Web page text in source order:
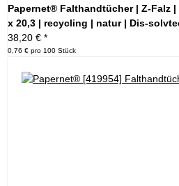
Papernet® Falthandtücher | Z-Falz
x 20,3 | recycling | natur | Dis-
38,20 € *
0,76 € pro 100 Stück